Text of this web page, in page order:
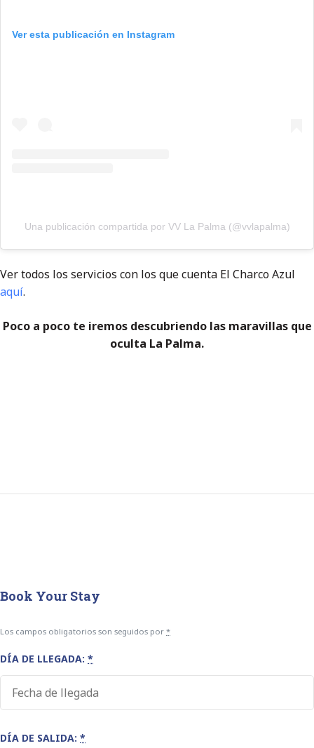
Ver esta publicación en Instagram
Una publicación compartida por VV La Palma (@vvlapalma)
Ver todos los servicios con los que cuenta El Charco Azul
aquí.
Poco a poco te iremos descubriendo las maravillas que
oculta La Palma.
Book Your Stay
Los campos obligatorios son seguidos por *
DÍA DE LLEGADA: *
DÍA DE SALIDA: *